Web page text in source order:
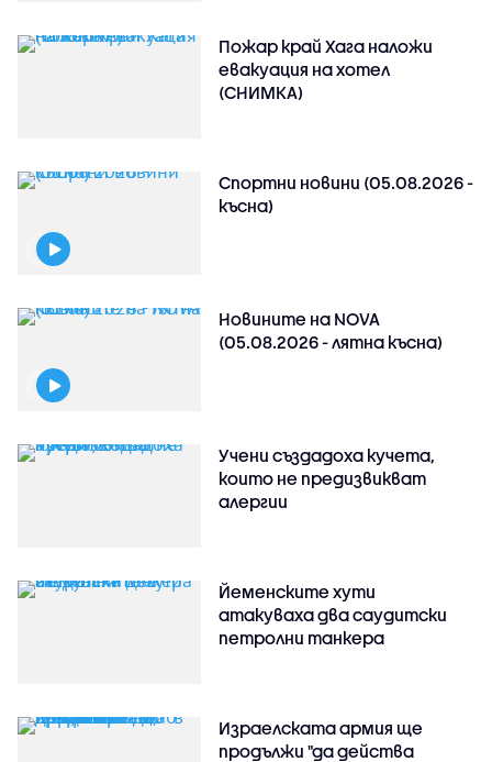
Пожар край Хага наложи
евакуация на хотел
(СНИМКА)
Спортни новини (05.08.2026 -
късна)
Новините на NOVA
(05.08.2026 - лятна късна)
Учени създадоха кучета,
които не предизвикват
алергии
Йеменските хути
атакуваха два саудитски
петролни танкера
Израелската армия ще
продължи "да действа